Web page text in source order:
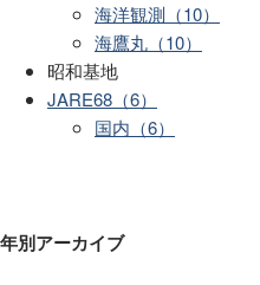
海洋観測（10）
海鷹丸（10）
昭和基地
JARE68（6）
国内（6）
年別アーカイブ